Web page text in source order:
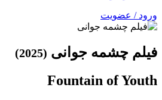
ورود / عضویت
فیلم چشمه جوانی (2025)
Fountain of Youth